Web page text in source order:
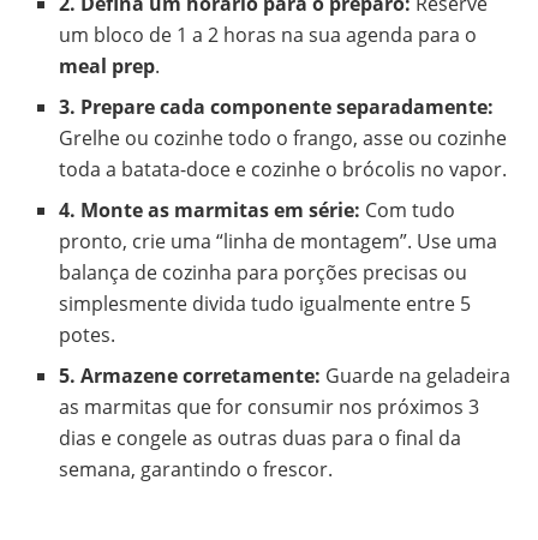
um bloco de 1 a 2 horas na sua agenda para o
meal prep.
3. Prepare cada componente separadamente:
Grelhe ou cozinhe todo o frango, asse ou cozinhe
toda a batata-doce e cozinhe o brócolis no vapor.
4. Monte as marmitas em série: Com tudo
pronto, crie uma “linha de montagem”. Use uma
balança de cozinha para porções precisas ou
simplesmente divida tudo igualmente entre 5
potes.
5. Armazene corretamente: Guarde na geladeira
as marmitas que for consumir nos próximos 3
dias e congele as outras duas para o final da
semana, garantindo o frescor.